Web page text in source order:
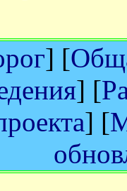
] [
] [
] [